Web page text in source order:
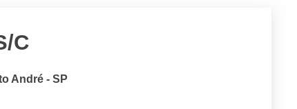
C
André - SP